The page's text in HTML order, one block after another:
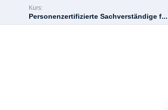
Kurs:
Personenzertifizierte Sachverständige f...